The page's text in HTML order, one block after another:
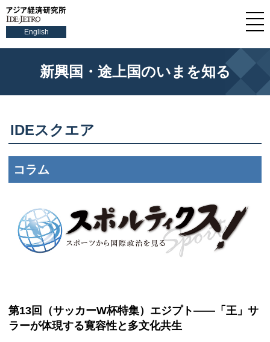
English
新興国・途上国のいまを知る
IDEスクエア
コラム
第13回（サッカーW杯特集）エジプト――「王」サ
ラーが体現する寛容性と多文化共生